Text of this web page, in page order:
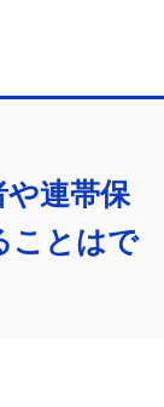
や連帯保
ことはで